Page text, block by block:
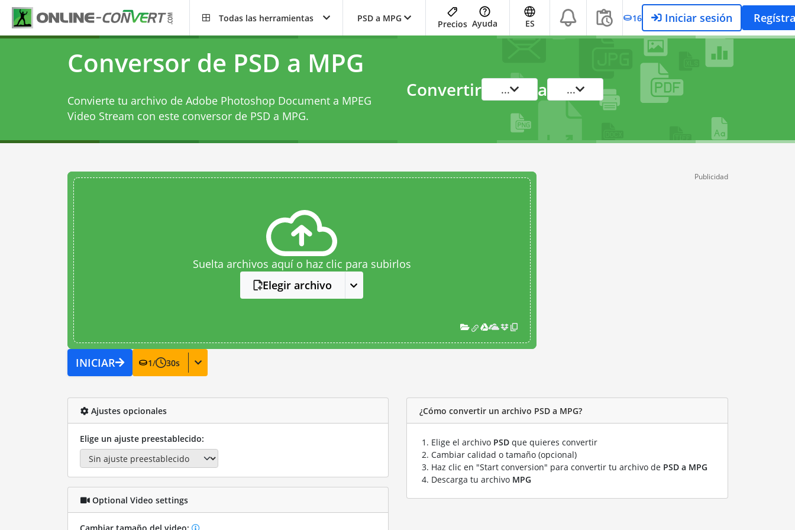
Todas las herramientas PSD a MPG
Precios Ayuda ES 16 Iniciar sesión
Conversor de PSD a MPG
Convierte tu archivo de Adobe Photoshop Document a MPEG
Video Stream con este conversor de PSD a MPG.
Convertir ... a ...
Suelta archivos aquí o haz clic para subirlos
Elegir archivo
INICIAR 1/ 30s
Publicidad
Ajustes opcionales
Elige un ajuste preestablecido:
Optional Video settings
¿Cómo convertir un archivo PSD a MPG?
Elige el archivo PSD que quieres convertir
Cambiar calidad o tamaño (opcional)
Haz clic en "Start conversion" para convertir tu archivo de PSD a MPG
Descarga tu archivo MPG